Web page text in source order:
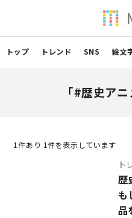
トップ トレンド SNS 絵文
「#歴史ア
1 件あり 1件を表示しています
ト
歴
も
品